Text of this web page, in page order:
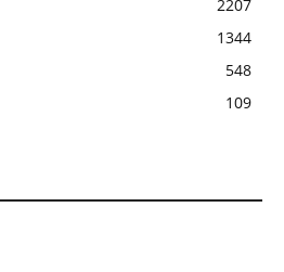
2207
1344
548
109